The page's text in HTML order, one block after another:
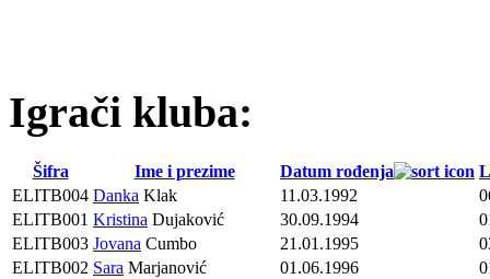
Igrači kluba:
Šifra Ime i prezime Datum rođenja
ELITB004 Danka Klak 11.03.1992
ELITB001 Kristina Dujaković 30.09.1994
ELITB003 Jovana Cumbo 21.01.1995
ELITB002 Sara Marjanović 01.06.1996